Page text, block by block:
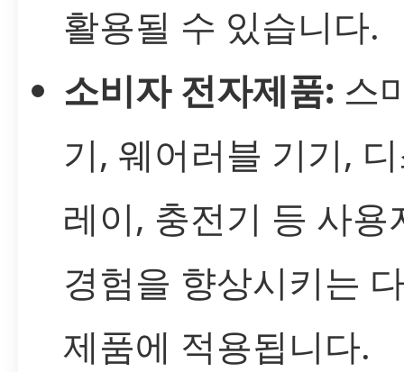
활용될 수 있습니다.
소비자 전자제품: 스
기, 웨어러블 기기,
레이, 충전기 등 사용
경험을 향상시키는
제품에 적용됩니다.